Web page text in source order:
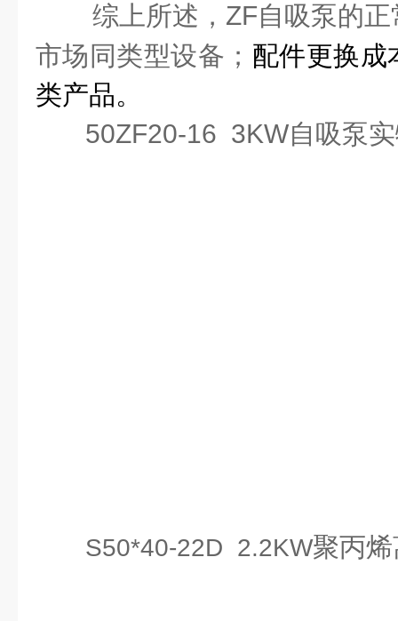
综上所述， ZF自吸泵的
市场同类型设备； 配件更换成
类产品。
50ZF20-16 3KW自吸泵
S50*40-22D 2.2KW聚丙